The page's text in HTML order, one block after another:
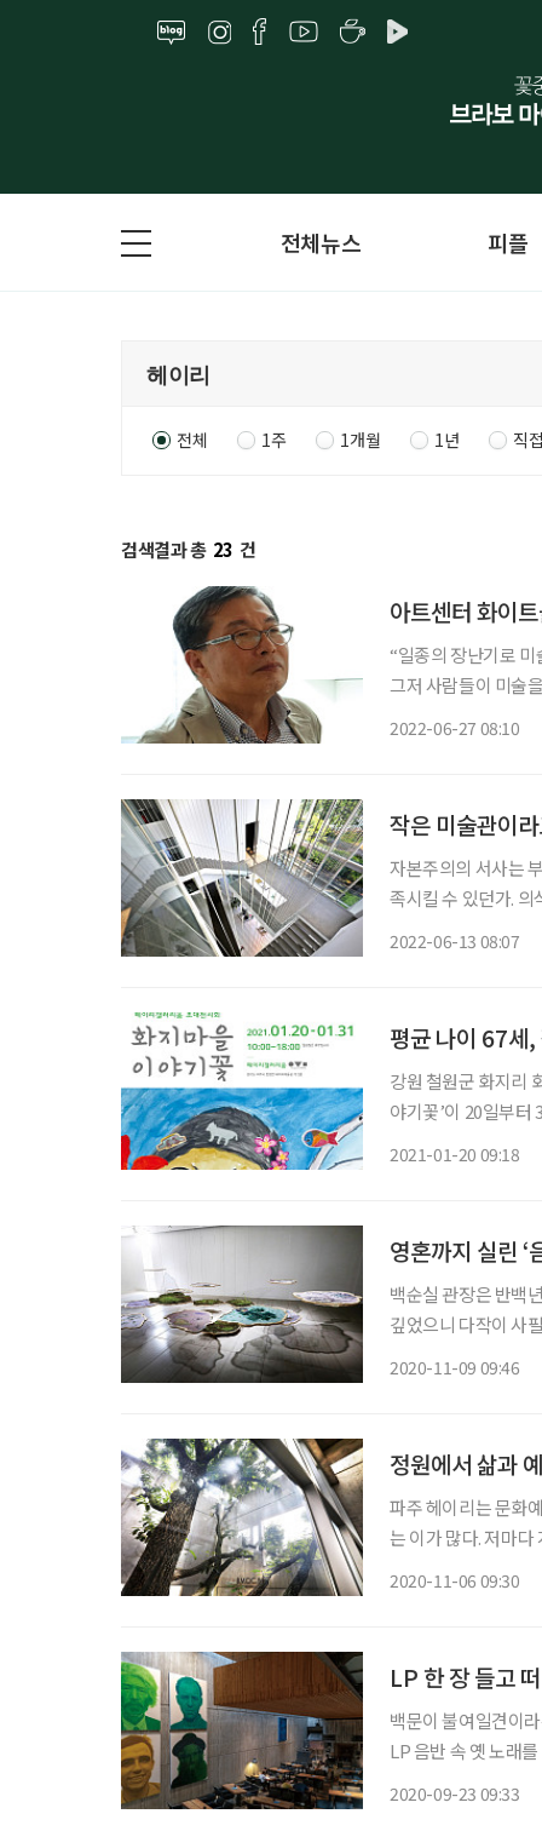
전체뉴스 피플
전체 1주 1개월 1년 직
검색결과 총 23 건
아트센터 화이
“일종의 장난기로
그저 사람들이 미술
2022-06-27 08:10
작은 미술관이
자본주의의 서사는
족시킬 수 있던가.
2022-06-13 08:07
평균 나이 67세
강원 철원군 화지리
야기꽃’이 20일부터
2021-01-20 09:18
영혼까지 실린 ‘
백순실 관장은 반백
깊었으니 다작이 사
2020-11-09 09:46
정원에서 삶과
파주 헤이리는 문화
는 이가 많다. 저마
2020-11-06 09:30
LP 한 장 들고
백문이 불여일견이
LP 음반 속 옛 노래를 두
2020-09-23 09:33